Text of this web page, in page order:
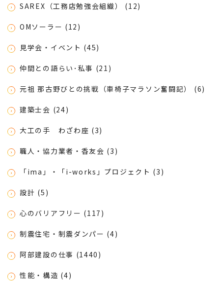
SAREX（工務店勉強会組織） (12)
OMソーラー (12)
見学会・イベント (45)
仲間との語らい･私事 (21)
元祖 那古野びとの挑戦（車椅子マラソン奮闘記） (6)
建築士会 (24)
大工の手 わざわ座 (3)
職人・協力業者・香友会 (3)
「ima」・「i-works」プロジェクト (3)
設計 (5)
心のバリアフリー (117)
制震住宅・制震ダンパー (4)
阿部建設の仕事 (1440)
性能・構造 (4)